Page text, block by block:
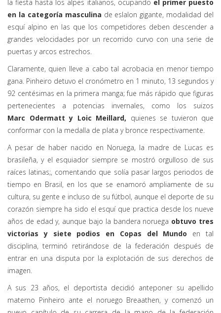
la fiesta hasta los alpes italianos, ocupando el primer puesto
en la categoría masculina de eslalon gigante, modalidad del
esquí alpino en las que los competidores deben descender a
grandes velocidades por un recorrido curvo con una serie de
puertas y arcos estrechos.
Claramente, quien lleve a cabo tal acrobacia en menor tiempo
gana. Pinheiro detuvo el cronómetro en 1 minuto, 13 segundos y
92 centésimas en la primera manga; fue más rápido que figuras
pertenecientes a potencias invernales, como los suizos
Marc Odermatt y Loic Meillard, quienes se tuvieron que
conformar con la medalla de plata y bronce respectivamente.
A pesar de haber nacido en Noruega, la madre de Lucas es
brasileña, y el esquiador siempre se mostró orgulloso de sus
raíces latinas;, comentando que solía pasar largos periodos de
tiempo en Brasil, en los que se enamoró ampliamente de su
cultura, su gente e incluso de su fútbol, aunque el deporte de su
corazón siempre ha sido el esquí que practica desde los nueve
años de edad y, aunque bajo la bandera noruega obtuvo tres
victorias y siete podios en Copas del Mundo en tal
disciplina, terminó retirándose de la federación después de
entrar en una disputa por la explotación de sus derechos de
imagen.
A sus 23 años, el deportista decidió anteponer su apellido
materno Pinheiro ante el noruego Breaathen, y comenzó un